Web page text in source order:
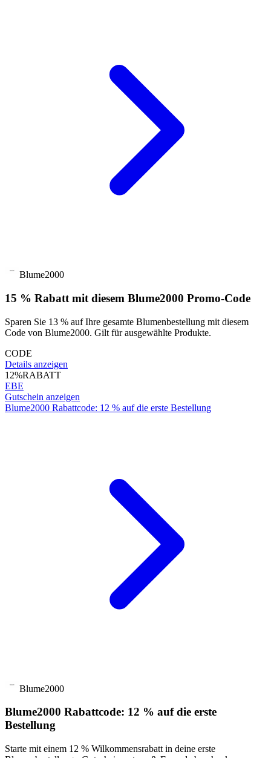
Blume2000
15 % Rabatt mit diesem Blume2000 Promo-Code
Sparen Sie 13 % auf Ihre gesamte Blumenbestellung mit diesem
Code von Blume2000. Gilt für ausgewählte Produkte.
CODE
Details anzeigen
12%RABATT
EBE
Gutschein anzeigen
Blume2000 Rabattcode: 12 % auf die erste Bestellung
Blume2000
Blume2000 Rabattcode: 12 % auf die erste
Bestellung
Starte mit einem 12 % Wilkommensrabatt in deine erste